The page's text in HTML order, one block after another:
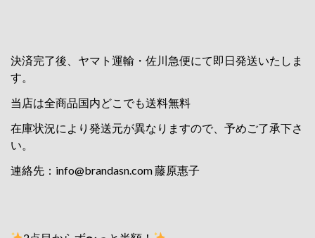
決済完了後、ヤマト運輸・佐川急便にて即日発送いたしま
す。
当店は全商品国内どこでも送料無料
在庫状況により発送元が異なりますので、予めご了承下さ
い。
連絡先： info@brandasn.com藤原惠子